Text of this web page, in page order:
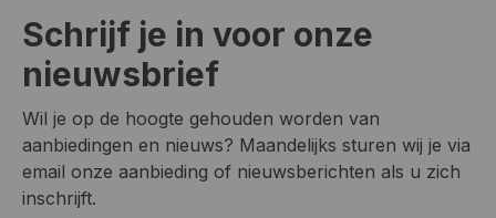
Schrijf je in voor onze
nieuwsbrief
Wil je op de hoogte gehouden worden van
aanbiedingen en nieuws? Maandelijks sturen wij je via
email onze aanbieding of nieuwsberichten als u zich
inschrijft.